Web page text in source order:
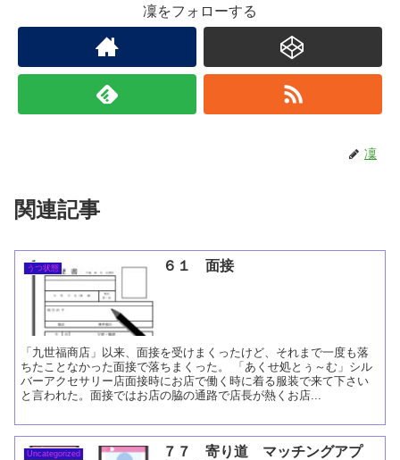
凜をフォローする
凜
関連記事
うつ状態 ６１ 面接
「九世福商店」以来、面接を受けまくったけど、それまで一度も落
ちたことなかった面接で落ちまくった。 「あくせ処とぅ～む」シル
バーアクセサリー店面接時にお店で働く時に着る服装で来て下さい
と言われた。面接ではお店の脇の通路で店長が熱くお店...
Uncategorized
７７ 寄り道 マッチングアプ